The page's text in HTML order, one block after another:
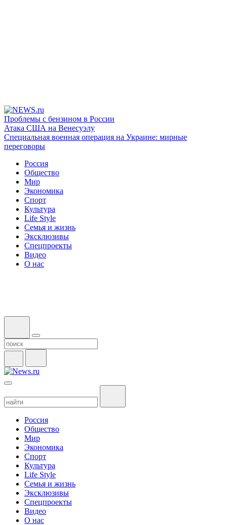
Проблемы с бензином в России
Атака США на Венесуэлу
Специальная военная операция на Украине: мирные
переговоры
Россия
Общество
Мир
Экономика
Спорт
Культура
Life Style
Семья и жизнь
Эксклюзивы
Спецпроекты
Видео
О нас
Россия
Общество
Мир
Экономика
Спорт
Культура
Life Style
Семья и жизнь
Эксклюзивы
Спецпроекты
Видео
О нас